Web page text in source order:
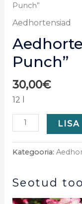
Punch”
Aedhortensiad
Punch”
30,00€
12 l
LISA
Kategooria:
Seotud